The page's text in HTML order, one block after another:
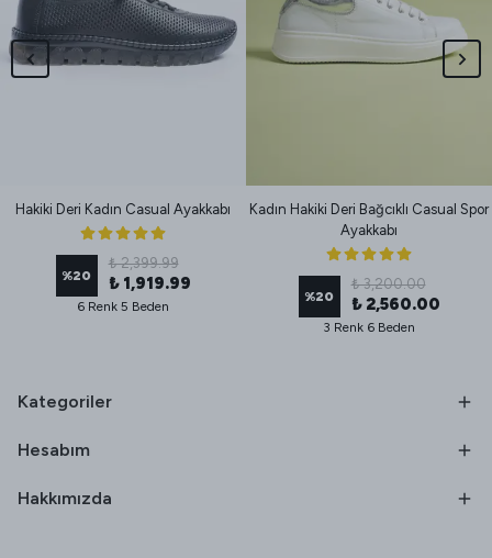
Hakiki Deri Kadın Casual Ayakkabı
%20
₺ 2,399.99
₺ 1,919.99
6 Renk 5 Beden
Kadın Hakiki Deri Bağcıklı Casual Spor
Ayakkabı
%20
₺ 3,200.00
₺ 2,560.00
3 Renk 6 Beden
Kategoriler
Hesabım
Hakkımızda